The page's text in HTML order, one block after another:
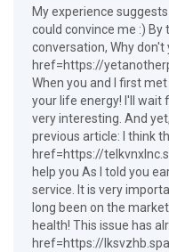
My experience
could convince me :)
conversation, Why
href=https://
When you and I first
your life energy! I'll wait
very interesting. And
previous article: I think
href=https://
help you As I told you
service. It is very
long been on the
health! This issue has
href=https://